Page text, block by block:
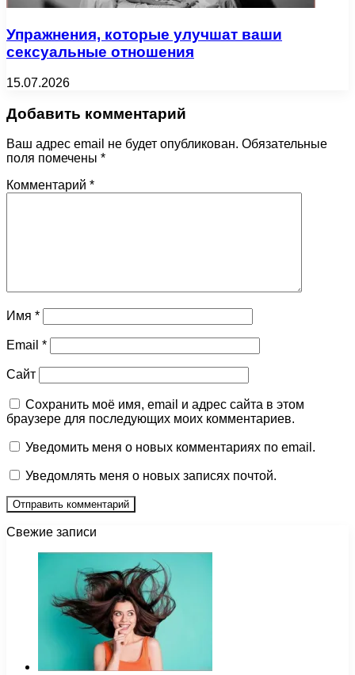
Упражнения, которые улучшат ваши
сексуальные отношения
15.07.2026
Добавить комментарий
Ваш адрес email не будет опубликован. Обязательные
поля помечены *
Комментарий *
Имя *
Email *
Сайт
Сохранить моё имя, email и адрес сайта в этом
браузере для последующих моих комментариев.
Уведомить меня о новых комментариях по email.
Уведомлять меня о новых записях почтой.
Свежие записи